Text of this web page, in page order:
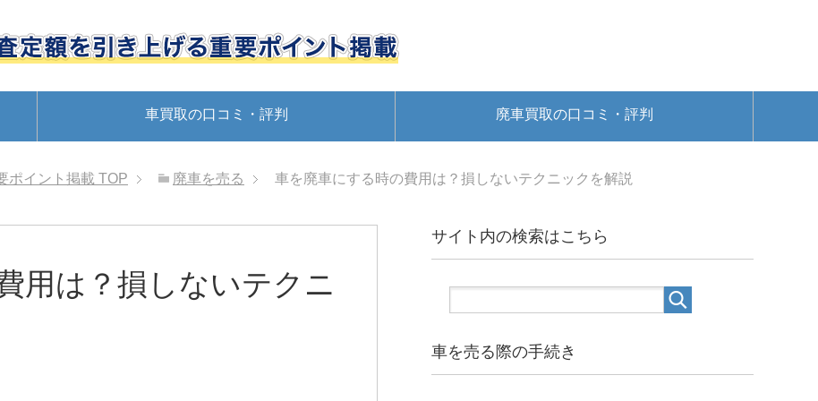
車買取の口コミ・評判 廃車買取の口コミ・評判
ポイント掲載 TOP 廃車を売る 車を廃車にする時の費用は？損しないテクニックを解説
用は？損しないテクニ
サイト内の検索はこちら
車を売る際の手続き